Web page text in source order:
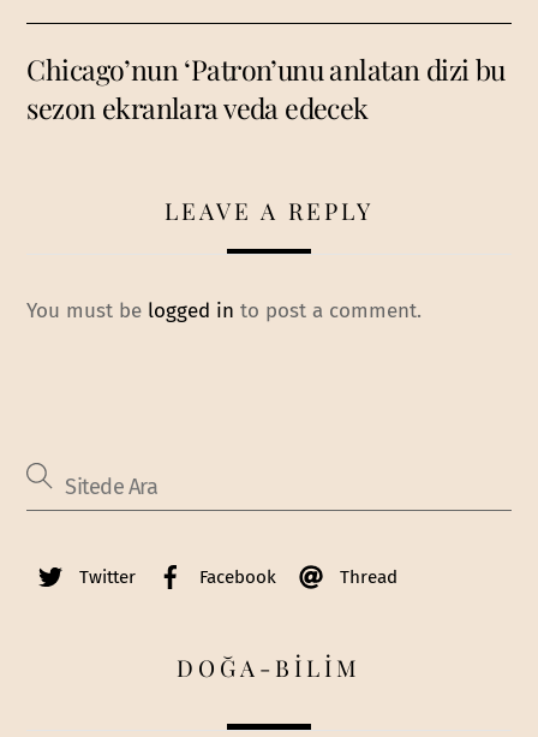
Chicago’nun ‘Patron’unu anlatan dizi bu
sezon ekranlara veda edecek
LEAVE A REPLY
You must be logged in to post a comment.
Twitter Facebook Thread
DOĞA-BİLİM